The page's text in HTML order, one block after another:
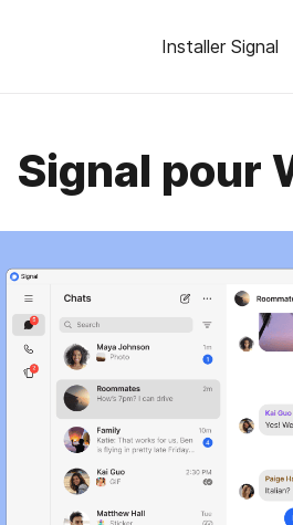
Installer Signal
Signal pour